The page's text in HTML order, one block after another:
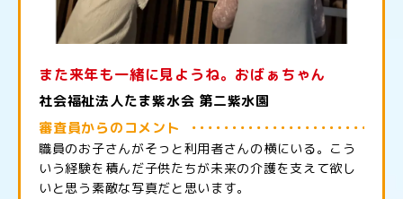
また来年も一緒に見ようね。おばぁちゃん
社会福祉法人たま紫水会 第二紫水園
審査員からのコメント
職員のお子さんがそっと利用者さんの横にいる。こう
いう経験を積んだ子供たちが未来の介護を支えて欲し
いと思う素敵な写真だと思います。